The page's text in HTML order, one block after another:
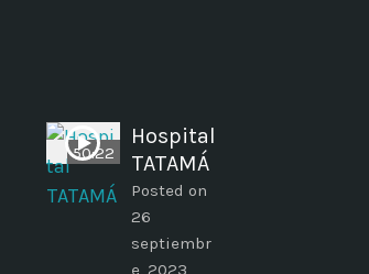
50:22
Hospital
TATAMÁ
Posted on
26
septiembr
e, 2023